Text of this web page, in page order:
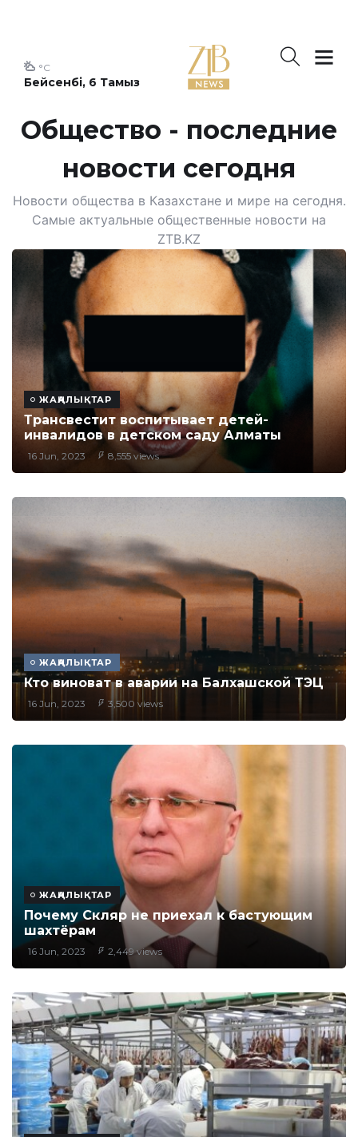
Бейсенбі, 6 Тамыз
°C
Общество - последние
новости сегодня
Новости общества в Казахстане и мире на сегодня.
Самые актуальные общественные новости на
ZTB.KZ
ЖАҢАЛЫҚТАР
Трансвестит воспитывает детей-
инвалидов в детском саду Алматы
16 Jun, 2023 8,555 views
ЖАҢАЛЫҚТАР
Кто виноват в аварии на Балхашской ТЭЦ
16 Jun, 2023 3,500 views
ЖАҢАЛЫҚТАР
Почему Скляр не приехал к бастующим
шахтёрам
16 Jun, 2023 2,449 views